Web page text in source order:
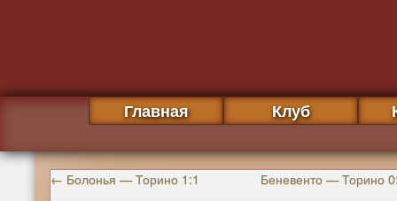
Главная Клуб
← Болонья — Торино 1:1 Беневенто — Торино